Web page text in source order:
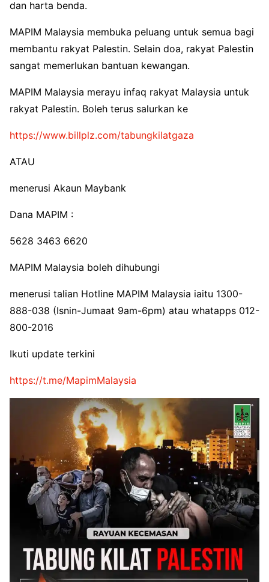
dan harta benda.
MAPIM Malaysia membuka peluang untuk semua bagi
membantu rakyat Palestin. Selain doa, rakyat Palestin
sangat memerlukan bantuan kewangan.
MAPIM Malaysia merayu infaq rakyat Malaysia untuk
rakyat Palestin. Boleh terus salurkan ke
https://www.billplz.com/tabungkilatgaza
ATAU
menerusi Akaun Maybank
Dana MAPIM :
5628 3463 6620
MAPIM Malaysia boleh dihubungi
menerusi talian Hotline MAPIM Malaysia iaitu 1300-
888-038 (Isnin-Jumaat 9am-6pm) atau whatapps 012-
800-2016
Ikuti update terkini
https://t.me/MapimMalaysia